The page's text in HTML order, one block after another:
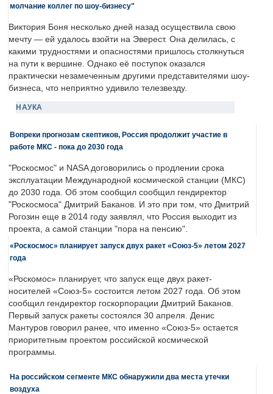
молчание коллег по шоу-бизнесу"
Виктория Боня несколько дней назад осуществила свою
мечту — ей удалось взойти на Эверест. Она делилась, с
какими трудностями и опасностями пришлось столкнуться
на пути к вершине. Однако её поступок оказался
практически незамеченным другими представителями шоу-
бизнеса, что неприятно удивило телезвезду.
НАУКА
Вопреки прогнозам скептиков, Россия продолжит участие в
работе МКС - пока до 2030 года
"Роскосмос" и NASA договорились о продлении срока
эксплуатации Международной космической станции (МКС)
до 2030 года. Об этом сообщил сообщил гендиректор
"Роскосмоса" Дмитрий Баканов. И это при том, что Дмитрий
Рогозин еще в 2014 году заявлял, что Россия выходит из
проекта, а самой станции "пора на пенсию".
«Роскосмос» планирует запуск двух ракет «Союз-5» летом 2027
года
«Роскомос» планирует, что запуск еще двух ракет-
носителей «Союз-5» состоится летом 2027 года. Об этом
сообщил гендиректор госкорпорации Дмитрий Баканов.
Первый запуск ракеты состоялся 30 апреля. Денис
Мантуров говорил ранее, что именно «Союз-5» остается
приоритетным проектом российской космической
программы.
На российском сегменте МКС обнаружили два места утечки
воздуха